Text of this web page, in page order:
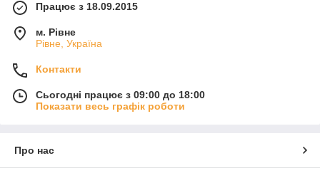
Працює з 18.09.2015
м. Рівне
Рівне, Україна
Контакти
Сьогодні працює з 09:00 до 18:00
Показати весь графік роботи
Про нас